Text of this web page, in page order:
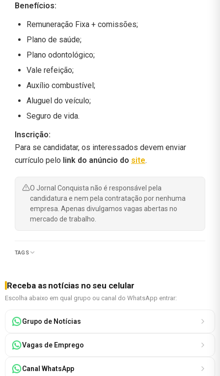
Benefícios:
Remuneração Fixa + comissões;
Plano de saúde;
Plano odontológico;
Vale refeição;
Auxílio combustível;
Aluguel do veículo;
Seguro de vida.
Inscrição:
Para se candidatar, os interessados devem enviar
currículo pelo link do anúncio do site.
O Jornal Conquista não é responsável pela
candidatura e nem pela contratação por nenhuma
empresa. Apenas divulgamos vagas abertas no
mercado de trabalho.
TAGS
Receba as notícias no seu celular
Escolha abaixo em qual grupo ou canal do WhatsApp entrar:
Grupo de Notícias
Vagas de Emprego
Canal WhatsApp